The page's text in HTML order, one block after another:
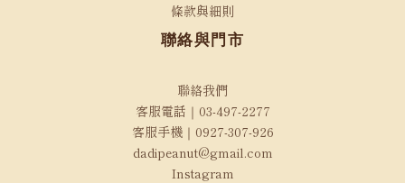
條款與細則
聯絡與門市
聯絡我們
客服電話｜03-497-2277
客服手機｜0927-307-926
dadipeanut@gmail.com
Instagram